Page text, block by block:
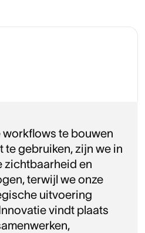
te bouwen
te gebruiken, zijn we in
zichtbaarheid en
terwijl we onze
uitvoering
vindt plaats